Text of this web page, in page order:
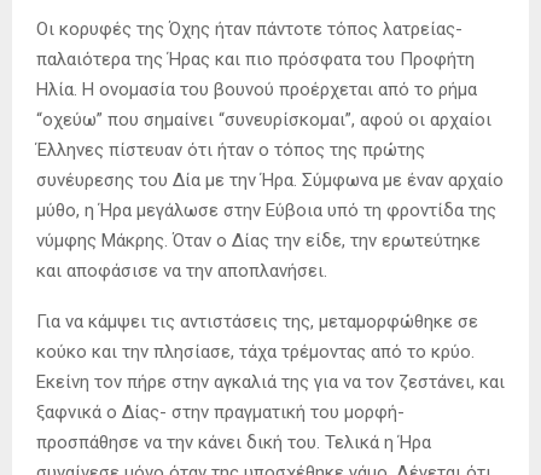
Οι κορυφές της Όχης ήταν πάντοτε τόπος λατρείας-
παλαιότερα της Ήρας και πιο πρόσφατα του Προφήτη
Ηλία. Η ονομασία του βουνού προέρχεται από το ρήμα
“οχεύω” που σημαίνει “συνευρίσκομαι”, αφού οι αρχαίοι
Έλληνες πίστευαν ότι ήταν ο τόπος της πρώτης
συνέυρεσης του Δία με την Ήρα. Σύμφωνα με έναν αρχαίο
μύθο, η Ήρα μεγάλωσε στην Εύβοια υπό τη φροντίδα της
νύμφης Μάκρης. Όταν ο Δίας την είδε, την ερωτεύτηκε
και αποφάσισε να την αποπλανήσει.
Για να κάμψει τις αντιστάσεις της, μεταμορφώθηκε σε
κούκο και την πλησίασε, τάχα τρέμοντας από το κρύο.
Εκείνη τον πήρε στην αγκαλιά της για να τον ζεστάνει, και
ξαφνικά ο Δίας- στην πραγματική του μορφή-
προσπάθησε να την κάνει δική του. Τελικά η Ήρα